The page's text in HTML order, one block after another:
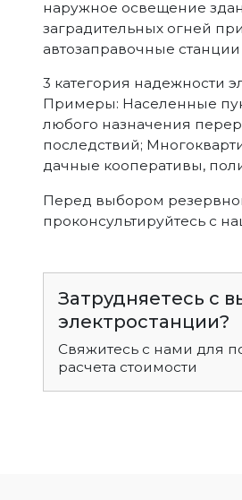
наружное освещение
заградительных огней
автозаправочные
3 категория надежности
Примеры: Населенные
любого назначения
последствий;
дачные кооперативы,
Перед выбором
проконсультируйтесь с
Затрудняетесь с
электростанции?
Свяжитесь с нами для
расчета стоимости